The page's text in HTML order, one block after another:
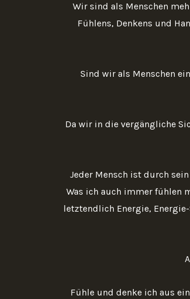
Wir sind als Menschen
Fühlens, Denkens und
Sind wir als Menschen
Da wir in die vergängliche
Jeder Mensch ist durch
Was ich auch immer fühlen
letztendlich Energie,
Fühle und denke ich aus